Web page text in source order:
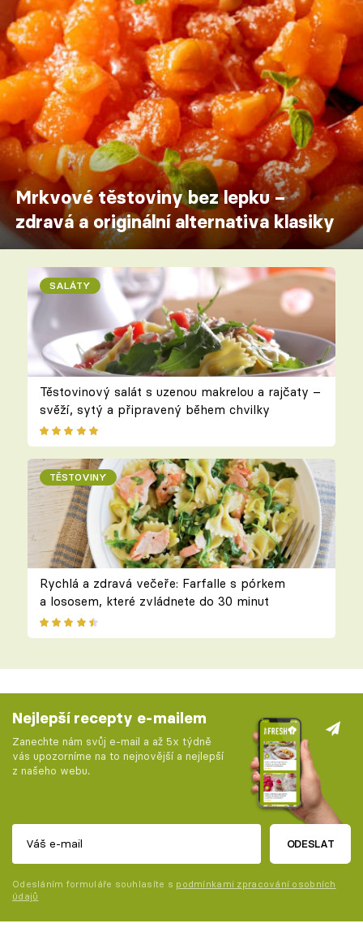
Mrkvové těstoviny bez lepku –
zdravá a originální alternativa klasiky
SALÁTY
Těstovinový salát s uzenou makrelou a rajčaty –
svěží, sytý a připravený během chvilky
TĚSTOVINY
Rychlá a zdravá večeře: Farfalle s pórkem
a lososem, které zvládnete do 30 minut
Nejlepší recepty e-mailem
Zanechte nám svůj e-mail a až 5x týdně
vás upozorníme na to nejnovější a nejlepší
z našeho webu.
ODESLAT
Odesláním formuláře souhlasíte s podmínkami zpracování osobních
údajů